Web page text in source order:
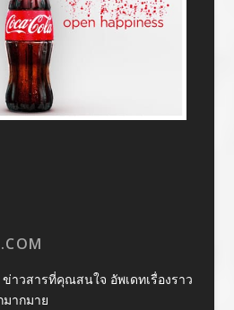
าวสารที่คุณสนใจ อัพเดทเรื่องราว
ากมาย